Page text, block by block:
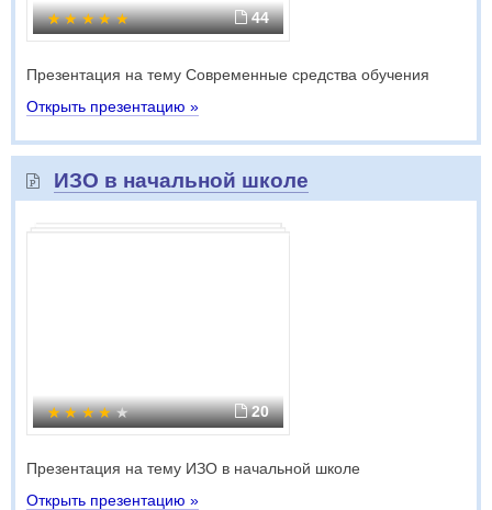
44
Презентация на тему Современные средства обучения
Открыть презентацию »
ИЗО в начальной школе
20
Презентация на тему ИЗО в начальной школе
Открыть презентацию »